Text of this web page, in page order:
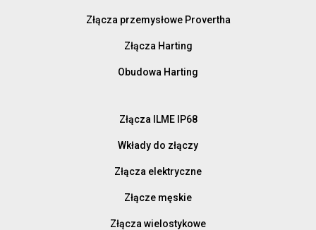
Złącza przemysłowe Provertha
Złącza Harting
Obudowa Harting
Złącza ILME IP68
Wkłady do złączy
Złącza elektryczne
Złącze męskie
Złącza wielostykowe